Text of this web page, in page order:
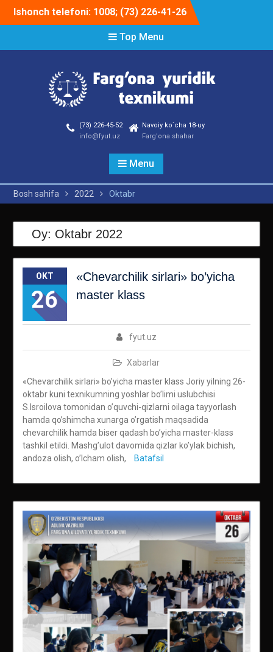
Ishonch telefoni: 1008; (73) 226-41-26
Top Menu
(73) 226-45-52
info@fyut.uz
Navoiy ko`cha 18-uy
Farg'ona shahar
Menu
Bosh sahifa 2022 Oktabr
Oy: Oktabr 2022
OKT
26
«Chevarchilik sirlari» bo’yicha
master klass
fyut.uz
Xabarlar
«Chevarchilik sirlari» bo’yicha master klass Joriy yilning 26-
oktabr kuni texnikumning yoshlar bo’limi uslubchisi
S.Isroilova tomonidan o’quvchi-qizlarni oilaga tayyorlash
hamda qo’shimcha xunarga o’rgatish maqsadida
chevarchilik hamda biser qadash bo’yicha master-klass
tashkil etildi. Mashg’ulot davomida qizlar ko’ylak bichish,
andoza olish, o’lcham olish,
Batafsil